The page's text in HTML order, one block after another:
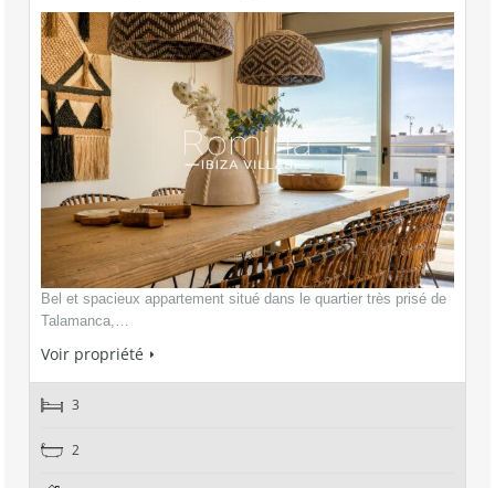
Bel et spacieux appartement situé dans le quartier très prisé de
Talamanca,…
Voir propriété
3
2